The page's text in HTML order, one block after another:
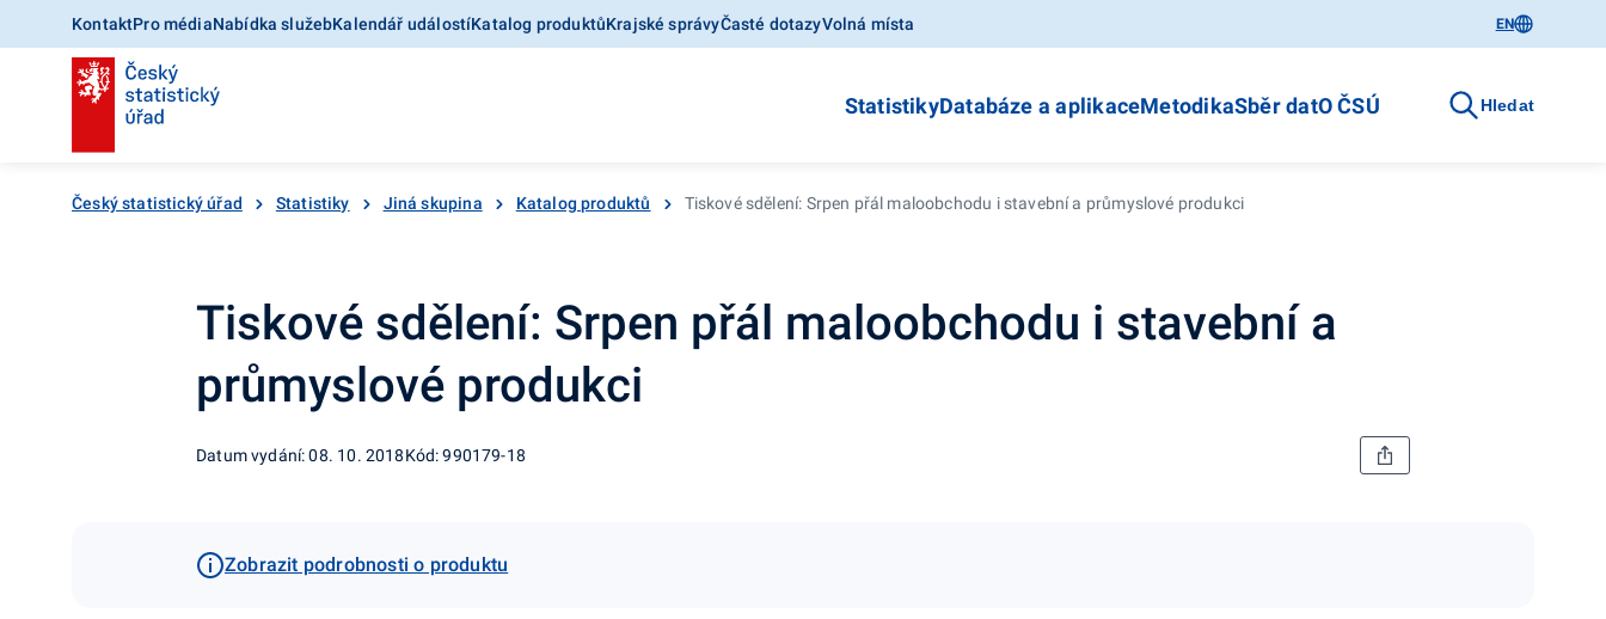
KontaktPro médiaNabídka služebKalendář událostíKatalog produktůKrajské správyČasté dotazyVolná místa EN
StatistikyDatabáze a aplikaceMetodikaSběr datO ČSÚ Hledat
Český statistický úřad Statistiky Jiná skupina Katalog produktů Tiskové sdělení: Srpen přál maloobchodu i stavební a průmyslové produkci
Tiskové sdělení: Srpen přál maloobchodu i stavební a
průmyslové produkci
Datum vydání: 08. 10. 2018Kód: 990179-18
Zobrazit podrobnosti o produktu